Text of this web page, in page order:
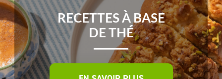
RECETTES À BASE
DE THÉ